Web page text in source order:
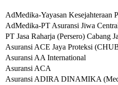
AdMedika-Yayasan Kesejahteraan
AdMedika-PT Asuransi Jiwa
PT Jasa Raharja (Persero) Cabang
Asuransi ACE Jaya Proteksi
Asuransi AA International
Asuransi ACA
Asuransi ADIRA DINAMIKA